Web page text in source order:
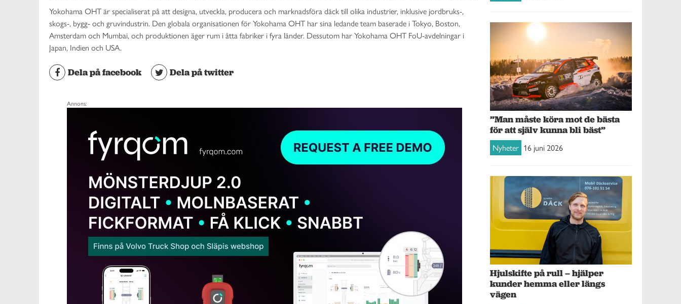
Yokohama OHT är specialiserat på att designa, utveckla, producera och marknadsföra däck till olika industrier, inklusive jordbruks-,
skogs-, bygg- och gruvindustrin. Den globala organisationen för Yokohama OHT har sina ledande team baserade i Tokyo, Boston,
Amsterdam och Mumbai, och produktionen äger rum i åtta fabriker i fyra länder. Dessutom har Yokohama OHT FoU-avdelningar i
Japan, Indien och USA.
Dela på facebook Dela på twitter
Annons:
”Man måste köra mot de bästa
för att själv kunna bli bäst”
Nyheter 16 juni 2026
Hjulskifte på rull – hjälper
kunder hemma eller längs
vägen